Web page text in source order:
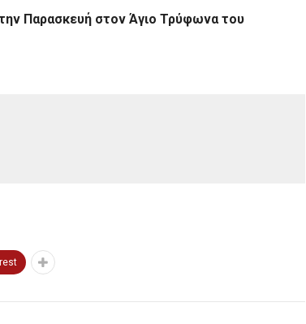
την Παρασκευή στον Άγιο Τρύφωνα του